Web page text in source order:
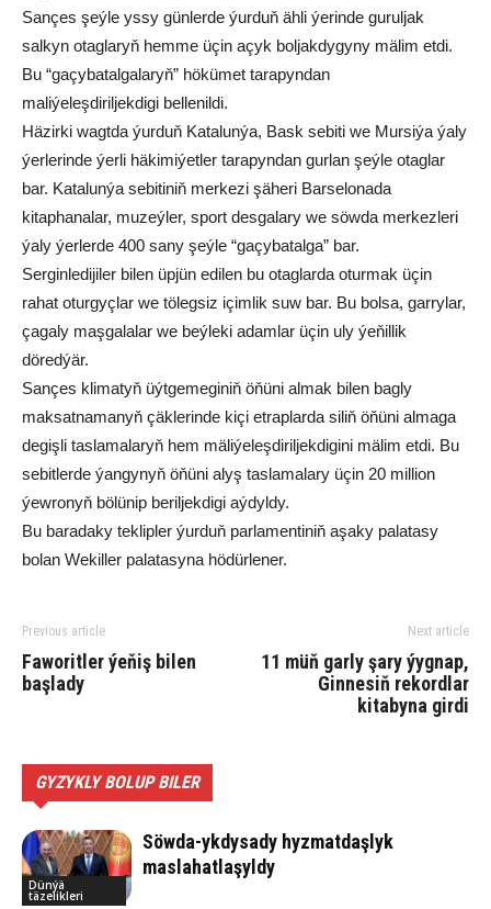
Sançes şeýle yssy günlerde ýurduň ähli ýerinde guruljak
salkyn otaglaryň hemme üçin açyk boljakdygyny mälim etdi.
Bu “gaçybatalgalaryň” hökümet tarapyndan
maliýeleşdiriljekdigi bellenildi.
Häzirki wagtda ýurduň Katalunýa, Bask sebiti we Mursiýa ýaly
ýerlerinde ýerli häkimiýetler tarapyndan gurlan şeýle otaglar
bar. Katalunýa sebitiniň merkezi şäheri Barselonada
kitaphanalar, muzeýler, sport desgalary we söwda merkezleri
ýaly ýerlerde 400 sany şeýle “gaçybatalga” bar.
Serginledijiler bilen üpjün edilen bu otaglarda oturmak üçin
rahat oturgyçlar we tölegsiz içimlik suw bar. Bu bolsa, garrylar,
çagaly maşgalalar we beýleki adamlar üçin uly ýeňillik
döredýär.
Sançes klimatyň üýtgemeginiň öňüni almak bilen bagly
maksatnamanyň çäklerinde kiçi etraplarda siliň öňüni almaga
degişli taslamalaryň hem mäliýeleşdiriljekdigini mälim etdi. Bu
sebitlerde ýangynyň öňüni alyş taslamalary üçin 20 million
ýewronyň bölünip beriljekdigi aýdyldy.
Bu baradaky teklipler ýurduň parlamentiniň aşaky palatasy
bolan Wekiller palatasyna hödürlener.
Previous article
Faworitler ýeňiş bilen
başlady
Next article
11 müň garly şary ýygnap,
Ginnesiň rekordlar
kitabyna girdi
GYZYKLY BOLUP BILER
Dünýä
täzelikleri
Söwda-ykdysady hyzmatdaşlyk
maslahatlaşyldy